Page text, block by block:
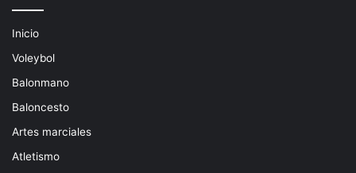
Inicio
Voleybol
Balonmano
Baloncesto
Artes marciales
Atletismo